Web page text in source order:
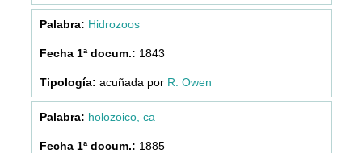
Hidrozoos
1843
acuñada por R. Owen
holozoico, ca
1885